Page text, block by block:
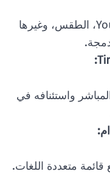
يحتوي على تطبيقات مثل YouTube، الطقس، وغيرها
واستئنافه في
متعددة اللغات.